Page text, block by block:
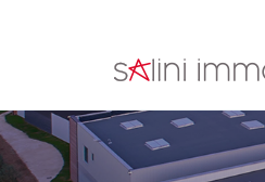
Skip to main content